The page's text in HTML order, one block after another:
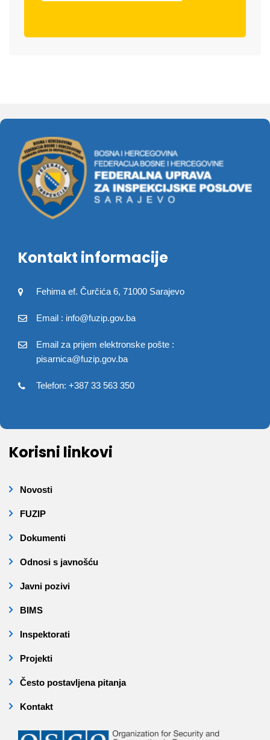
Kontakt informacije
Fehima ef. Čurčića 6, 71000 Sarajevo
Email : info@fuzip.gov.ba
Email za prijem elektronske pošte :
pisarnica@fuzip.gov.ba
Telefon: +387 33 563 350
Korisni linkovi
Novosti
FUZIP
Dokumenti
Odnosi s javnošću
Javni pozivi
BIMS
Inspektorati
Projekti
Često postavljena pitanja
Kontakt